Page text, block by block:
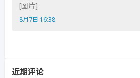
[图片]
8月7日 16:38
近期评论